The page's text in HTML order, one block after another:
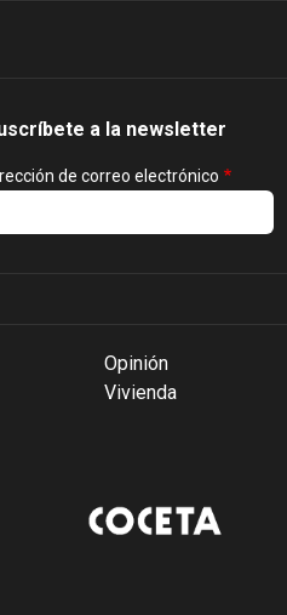
a la newsletter
de correo electrónico
Opinión
Vivienda